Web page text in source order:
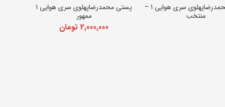
اطلاعات بیشتر
پستی محمدرضاپهلوی سری هوایی 1 –
منتخب
افزودن به سبد خرید
پستی محمدرضاپهلوی سری هوایی 1
ممهور
2,000,000 تومان